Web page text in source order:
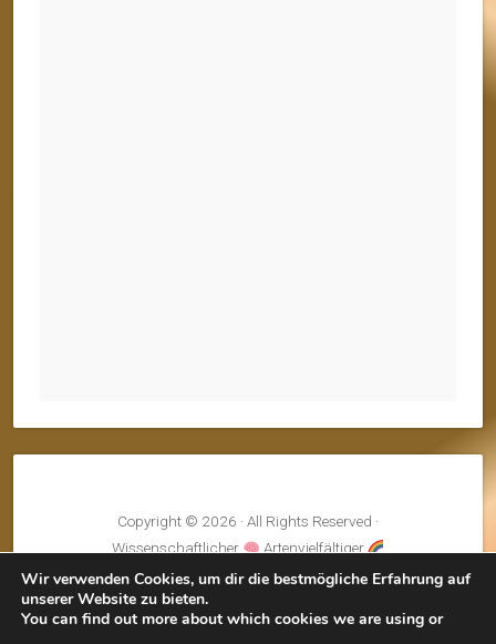
Copyright © 2026 · All Rights Reserved ·
Wissenschaftlicher
Artenvielfältiger
Fairentwickelter
Klimaneutraler
Kreislauf
Theme: Natural Lite by
Wir verwenden Cookies, um dir die bestmögliche Erfahrung auf
unserer Website zu bieten.
You can find out more about which cookies we are using or